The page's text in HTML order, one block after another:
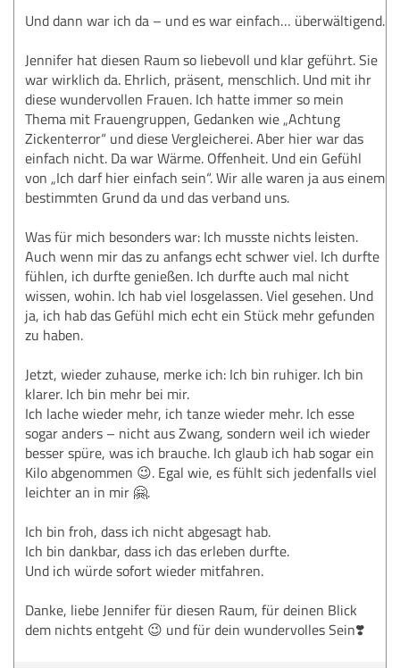
Und dann war ich da – und es war einfach… überwältigend.
Jennifer hat diesen Raum so liebevoll und klar geführt. Sie
war wirklich da. Ehrlich, präsent, menschlich. Und mit ihr
diese wundervollen Frauen. Ich hatte immer so mein
Thema mit Frauengruppen, Gedanken wie „Achtung
Zickenterror“ und diese Vergleicherei. Aber hier war das
einfach nicht. Da war Wärme. Offenheit. Und ein Gefühl
von „Ich darf hier einfach sein“. Wir alle waren ja aus einem
bestimmten Grund da und das verband uns.
Was für mich besonders war: Ich musste nichts leisten.
Auch wenn mir das zu anfangs echt schwer viel. Ich durfte
fühlen, ich durfte genießen. Ich durfte auch mal nicht
wissen, wohin. Ich hab viel losgelassen. Viel gesehen. Und
ja, ich hab das Gefühl mich echt ein Stück mehr gefunden
zu haben.
Jetzt, wieder zuhause, merke ich: Ich bin ruhiger. Ich bin
klarer. Ich bin mehr bei mir.
Ich lache wieder mehr, ich tanze wieder mehr. Ich esse
sogar anders – nicht aus Zwang, sondern weil ich wieder
besser spüre, was ich brauche. Ich glaub ich hab sogar ein
Kilo abgenommen 😉. Egal wie, es fühlt sich jedenfalls viel
leichter an in mir 🤗.
Ich bin froh, dass ich nicht abgesagt hab.
Ich bin dankbar, dass ich das erleben durfte.
Und ich würde sofort wieder mitfahren.
Danke, liebe Jennifer für diesen Raum, für deinen Blick
dem nichts entgeht 😉 und für dein wundervolles Sein❣️